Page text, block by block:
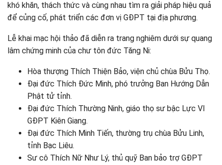
khó khăn, thách thức và cùng nhau tìm ra giải pháp hiệu quả
để củng cố, phát triển các đơn vị GĐPT tại địa phương.
Lễ khai mạc hội thảo đã diễn ra trang nghiêm dưới sự quang
lâm chứng minh của chư tôn đức Tăng Ni:
Hòa thượng Thích Thiện Bảo, viện chủ chùa Bửu Thọ.
Đại đức Thích Đức Minh, phó trưởng Ban Hướng Dẫn
Phật tử tỉnh.
Đại đức Thích Thường Ninh, giáo thọ sư bậc Lực VI
GĐPT Kiên Giang.
Đại đức Thích Minh Tiến, thường trụ chùa Bửu Linh,
tỉnh Bạc Liêu.
Sư cô Thích Nữ Như Lý, thủ quỹ Ban bảo trợ GĐPT